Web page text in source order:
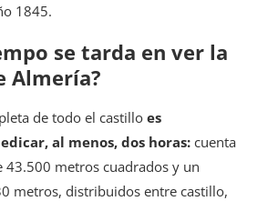
1845.
se tarda en ver la
Almería?
de todo el castillo es
al menos, dos horas: cuenta
43.500 metros cuadrados y un
metros, distribuidos entre castillo,